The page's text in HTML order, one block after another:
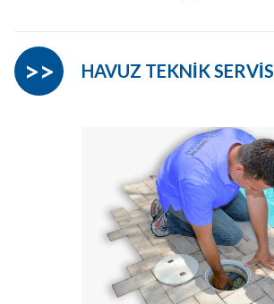
HAVUZ TEKNİK SERVİS
>>